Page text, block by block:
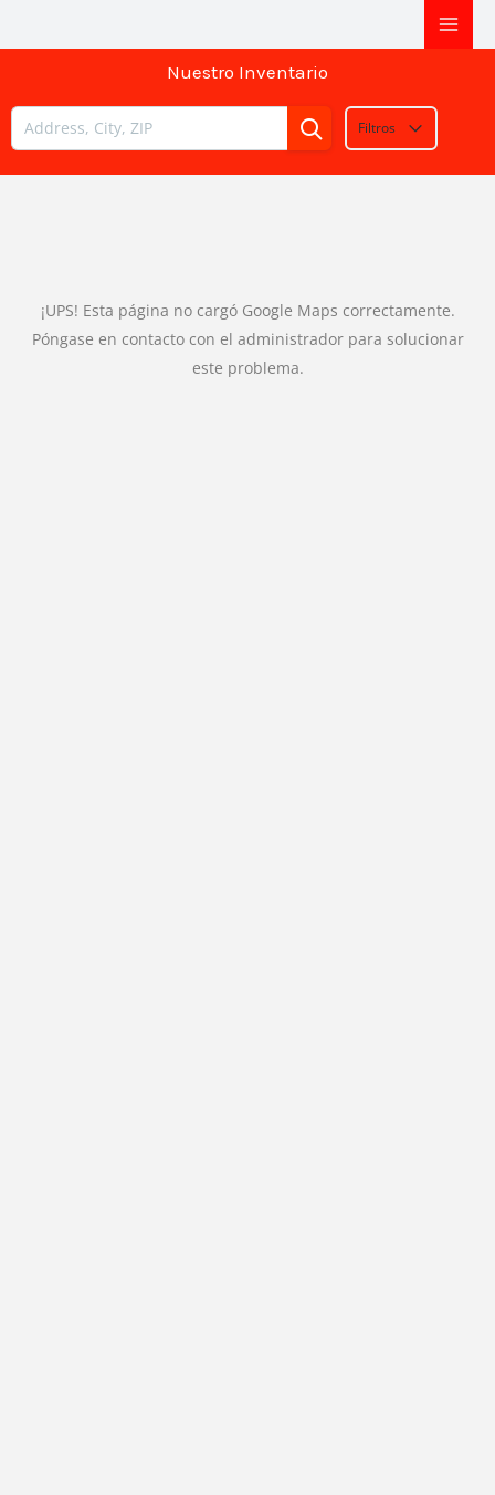
al
Nuestro Inventario
Filtros
¡UPS! Esta página no cargó Google Maps correctamente.
Póngase en contacto con el administrador para solucionar
este problema.